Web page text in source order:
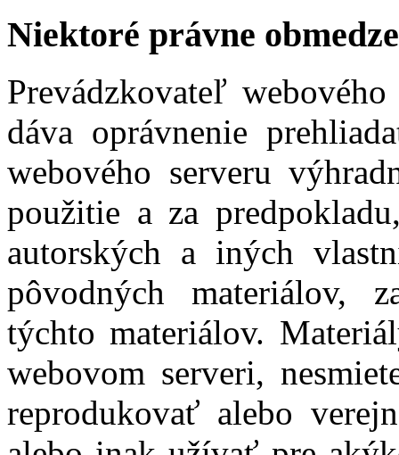
Niektoré právne
Prevádzkovateľ
dáva oprávnenie
webového serveru
použitie a za
autorských a iných
pôvodných materiálov,
týchto materiálov.
webovom serveri,
reprodukovať alebo